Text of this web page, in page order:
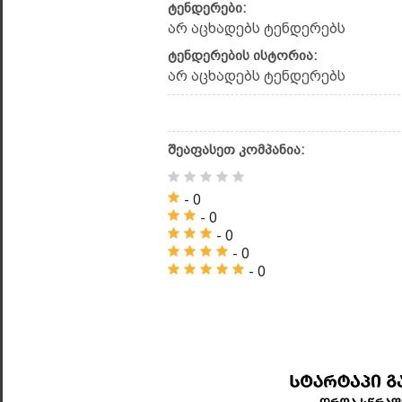
ტენდერები:
არ აცხადებს ტენდერებს
ტენდერების ისტორია:
არ აცხადებს ტენდერებს
შეაფასეთ კომპანია:
- 0
- 0
- 0
- 0
- 0